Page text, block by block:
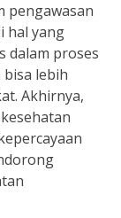
pengawasan
hal yang
dalam proses
lebih
Akhirnya,